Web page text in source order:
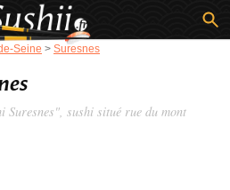
Seine > Suresnes
Suresnes", sushi situé rue du mont